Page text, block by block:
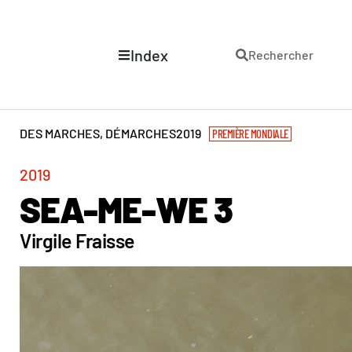
Rechercher
Index
DES MARCHES, DÉMARCHES2019 PREMIÈRE MONDIALE
2019
SEA-ME-WE 3
Virgile Fraisse